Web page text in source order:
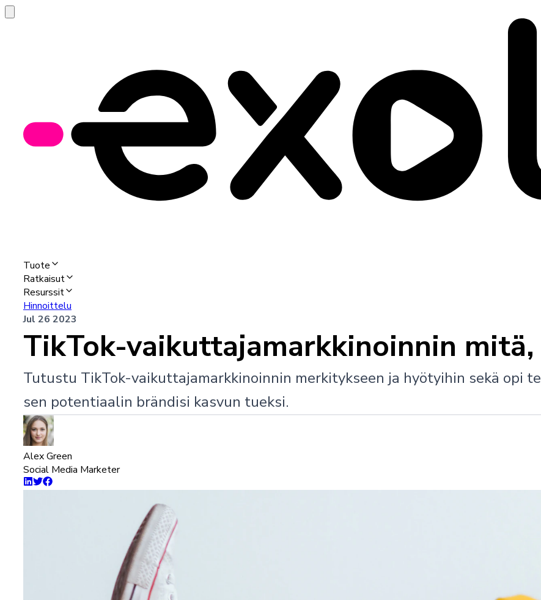
Tuote
Ratkaisut
Resurssit
Hinnoittelu
Jul 26 2023
TikTok-vaikuttajamarkkinoinnin
Tutustu TikTok-vaikuttajamarkkinoinnin merkitykseen ja hyötyihin sekä opi
sen potentiaalin brändisi kasvun tueksi.
Alex Green
Social Media Marketer